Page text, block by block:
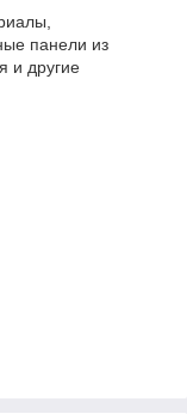
панели из
и другие